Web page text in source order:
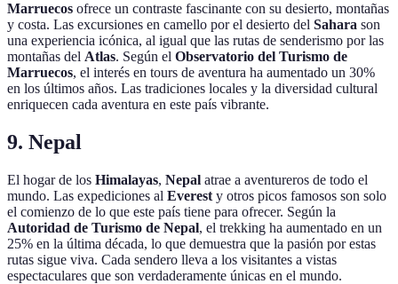
Marruecos ofrece un contraste fascinante con su desierto, montañas
y costa. Las excursiones en camello por el desierto del Sahara son
una experiencia icónica, al igual que las rutas de senderismo por las
montañas del Atlas. Según el Observatorio del Turismo de
Marruecos, el interés en tours de aventura ha aumentado un 30%
en los últimos años. Las tradiciones locales y la diversidad cultural
enriquecen cada aventura en este país vibrante.
9. Nepal
El hogar de los Himalayas, Nepal atrae a aventureros de todo el
mundo. Las expediciones al Everest y otros picos famosos son solo
el comienzo de lo que este país tiene para ofrecer. Según la
Autoridad de Turismo de Nepal, el trekking ha aumentado en un
25% en la última década, lo que demuestra que la pasión por estas
rutas sigue viva. Cada sendero lleva a los visitantes a vistas
espectaculares que son verdaderamente únicas en el mundo.